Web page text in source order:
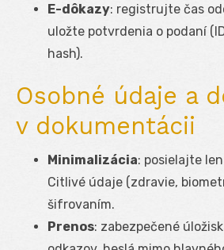
E-dôkazy: registrujte čas
uložte potvrdenia o podaní
hash).
Osobné údaje a
v dokumentácii
Minimalizácia: posielajte
Citlivé údaje (zdravie,
šifrovaním.
Prenos: zabezpečené